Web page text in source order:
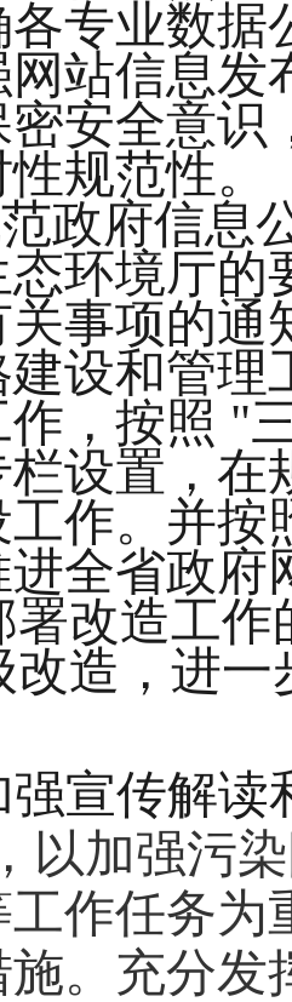
专业数据
站信息发
安全意识
规范性。
范政府信
环境厅的
事项的通
建设和管
，按照 "
栏设置，
作。并按
全省政
署改造工
改造，进
强宣传解读
， 以加强污
工作任务为
施。 充分发